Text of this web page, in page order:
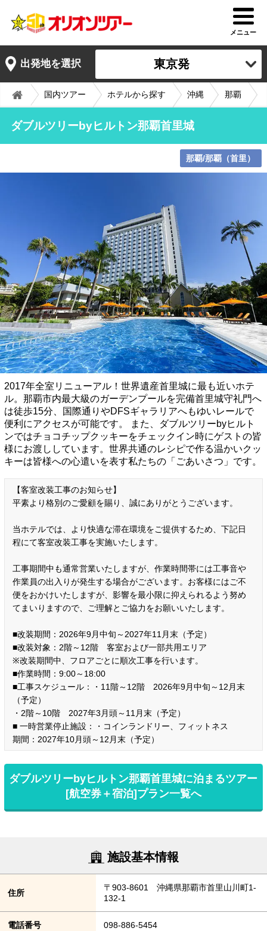
メニュー
出発地を選択 東京発
国内ツアー ホテルから探す 沖縄 那覇
ダブルツリーbyヒルトン那覇首里城
那覇/那覇（首里）
2017年全室リニューアル！世界遺産首里城に最も近いホテ
ル。那覇市内最大級のガーデンプールを完備首里城守礼門へ
は徒歩15分、国際通りやDFSギャラリアへもゆいレールで
便利にアクセスが可能です。 また、ダブルツリーbyヒルト
ンではチョコチップクッキーをチェックイン時にゲストの皆
様にお渡ししています。世界共通のレシピで作る温かいクッ
キーは皆様への心遣いを表す私たちの「ごあいさつ」です。
【客室改装工事のお知らせ】
平素より格別のご愛顧を賜り、誠にありがとうございます。
当ホテルでは、より快適な滞在環境をご提供するため、下記日
程にて客室改装工事を実施いたします。
工事期間中も通常営業いたしますが、作業時間帯には工事音や
作業員の出入りが発生する場合がございます。お客様にはご不
便をおかけいたしますが、影響を最小限に抑えられるよう努め
てまいりますので、ご理解とご協力をお願いいたします。
■改装期間：2026年9月中旬～2027年11月末（予定）
■改装対象：2階～12階 客室および一部共用エリア
※改装期間中、フロアごとに順次工事を行います。
■作業時間：9:00～18:00
■工事スケジュール：・11階～12階 2026年9月中旬～12月末
（予定）
・2階～10階 2027年3月頭～11月末（予定）
■ 一時営業停止施設：・コインランドリー、フィットネス
期間：2027年10月頭～12月末（予定）
ダブルツリーbyヒルトン那覇首里城に泊まるツアー
[航空券＋宿泊]プラン一覧へ
施設基本情報
住所
〒903-8601 沖縄県那覇市首里山川町1-
132-1
電話番号 098-886-5454